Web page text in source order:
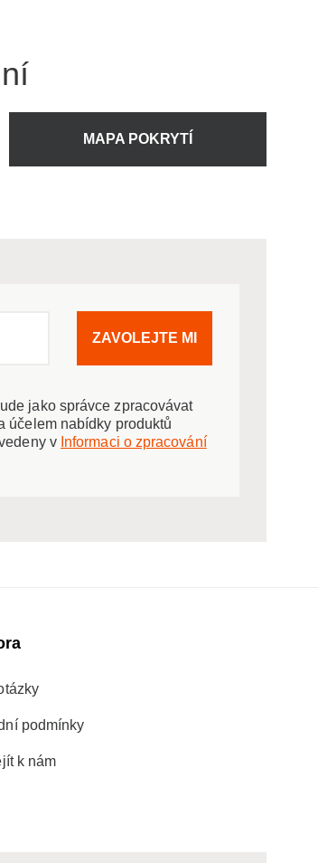
MAPA POKRYTÍ
jako správce zpracovávat
účelem nabídky produktů
v Informaci o zpracování
ZAVOLEJTE MI
podmínky
k nám